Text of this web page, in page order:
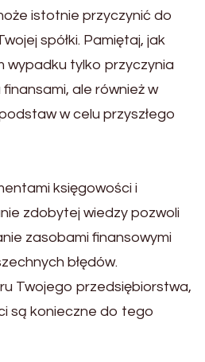
istotnie przyczynić do
spółki. Pamiętaj, jak
wypadku tylko przyczynia
ale również w
w celu przyszłego
księgowości i
zdobytej wiedzy pozwoli
zasobami finansowymi
błędów.
Twojego przedsiębiorstwa,
są konieczne do tego